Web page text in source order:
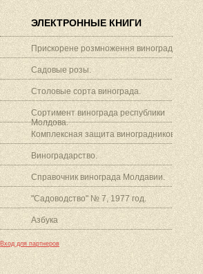
ЭЛЕКТРОННЫЕ КНИГИ
Прискорене розмноження винограду.
Садовые розы.
Столовые сорта винограда.
Сортимент винограда республики
Молдова.
Комплексная защита виноградников.
Виноградарство.
Справочник винограда Молдавии.
"Садоводство" № 7, 1977 год.
Азбука
Вход для партнеров